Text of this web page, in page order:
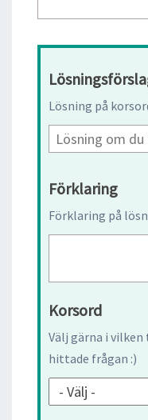
Lösning på
Förklaring
Förklaring på
Korsord
Välj gärna i
hittade frågan :)